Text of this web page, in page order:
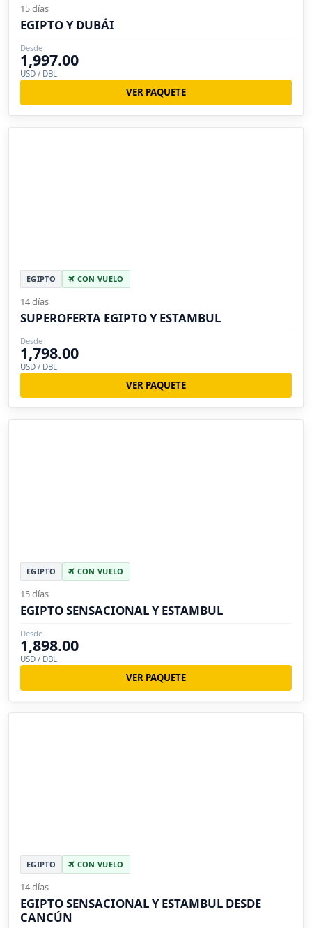
15 días
EGIPTO Y DUBÁI
Desde
1,997.00
USD / DBL
VER PAQUETE
EGIPTO CON VUELO
14 días
SUPEROFERTA EGIPTO Y ESTAMBUL
Desde
1,798.00
USD / DBL
VER PAQUETE
EGIPTO CON VUELO
15 días
EGIPTO SENSACIONAL Y ESTAMBUL
Desde
1,898.00
USD / DBL
VER PAQUETE
EGIPTO CON VUELO
14 días
EGIPTO SENSACIONAL Y ESTAMBUL DESDE
CANCÚN